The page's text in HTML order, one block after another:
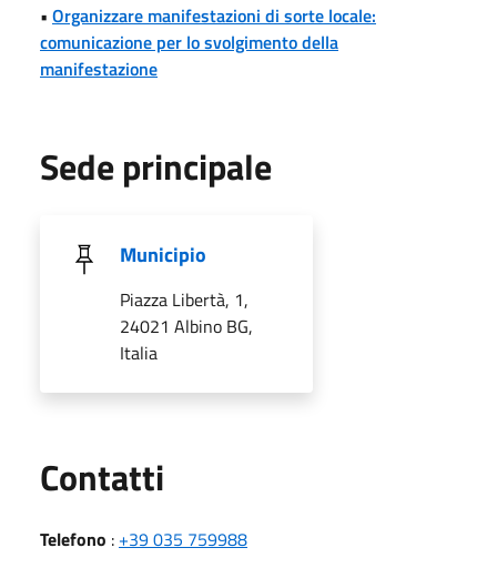
• Organizzare manifestazioni di sorte locale:
comunicazione per lo svolgimento della
manifestazione
Sede principale
Municipio
Piazza Libertà, 1,
24021 Albino BG,
Italia
Contatti
Telefono : +39 035 759988